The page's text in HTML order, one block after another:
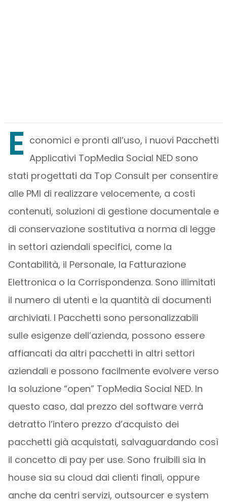
E conomici e pronti all’uso, i nuovi Pacchetti
Applicativi TopMedia Social NED sono
stati progettati da Top Consult per consentire
alle PMI di realizzare velocemente, a costi
contenuti, soluzioni di gestione documentale e
di conservazione sostitutiva a norma di legge
in settori aziendali specifici, come la
Contabilità, il Personale, la Fatturazione
Elettronica o la Corrispondenza. Sono illimitati
il numero di utenti e la quantità di documenti
archiviati. I Pacchetti sono personalizzabili
sulle esigenze dell’azienda, possono essere
affiancati da altri pacchetti in altri settori
aziendali e possono facilmente evolvere verso
la soluzione “open” TopMedia Social NED. In
questo caso, dal prezzo del software verrà
detratto l’intero prezzo d’acquisto dei
pacchetti già acquistati, salvaguardando così
il concetto di pay per use. Sono fruibili sia in
house sia su cloud dai clienti finali, oppure
anche da centri servizi, outsourcer e system